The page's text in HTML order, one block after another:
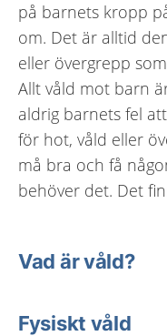
på barnets kropp
om. Det är alltid
eller övergrepp
Allt våld mot barn
aldrig barnets fel
för hot, våld eller
må bra och få
behöver det. Det
Vad är våld?
Fysiskt våld